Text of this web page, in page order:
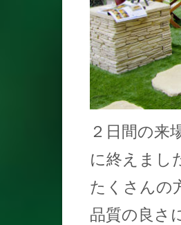
２日間の来
に終えまし
たくさんの
品質の良さ